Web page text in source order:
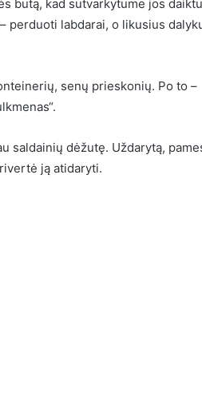
butą, kad sutvarkytume jos
perduoti labdarai, o likusius
senų prieskonių. Po to –
saldainių dėžutę. Uždarytą,
ją atidaryti.